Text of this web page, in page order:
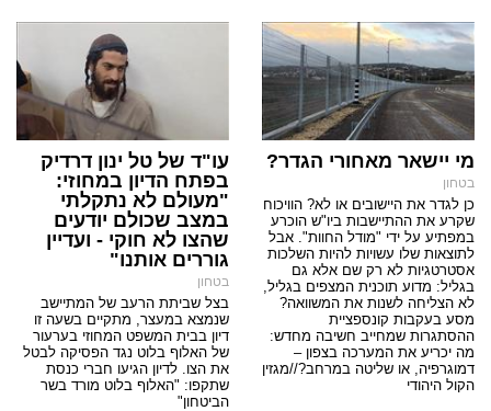
מי יישאר מאחורי הגדר?
בטחון
כן לגדר את היישובים או לא? הוויכוח
שקרע את ההתיישבות ביו"ש הוכרע
במפתיע על ידי "מודל החוות". אבל
לתוצאות שלו עשויות להיות השלכות
אסטרטגיות לא רק שם אלא גם
בגליל: מדוע תוכנית המצפים בגליל,
לא הצליחה לשנות את המשוואה?
מסע בעקבות קונספציית
ההסתגרות שמחייב חשיבה מחדש:
מה יכריע את המערכה בצפון –
דמוגרפיה, או שליטה במרחב?//מגזין
הקול היהודי
עו"ד של טל ינון דרדיק
בפתח הדיון במחוזי:
"מעולם לא נתקלתי
במצב שכולם יודעים
שהצו לא חוקי - ועדיין
גוררים אותנו"
בטחון
בצל שביתת הרעב של המתיישב
שנמצא במעצר, מתקיים בשעה זו
דיון בבית המשפט המחוזי בערעור
של האלוף בלוט נגד הפסיקה לבטל
את הצו. לדיון הגיעו חברי כנסת
שתקפו: "האלוף בלוט מורד בשר
הביטחון"